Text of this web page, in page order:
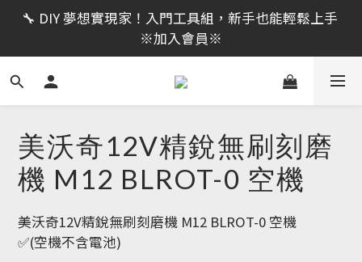
限時活動｜全館消費滿 NT$599 即享免運費，工具補貨
趁現在！立即逛活動商品
🔧 DIY 夢想實現家！入門工具組，新手也能輕鬆上手
※加入會員※
🔨 電動工具熱銷中！馬力強勁，助您輕鬆完成任務 ※
加入會員※
限時活動｜全館消費滿 NT$599 即享免運費，工具補貨
趁現在！立即逛活動商品
美沃奇12V精銳無刷刻磨
機 M12 BLROT-0 空機
美沃奇12V精銳無刷刻磨機 M12 BLROT-0 空機
✅(空機不含電池)